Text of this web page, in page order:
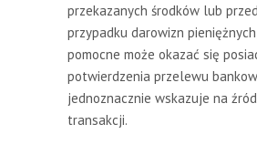
przekazanych środków lub
przypadku darowizn
pomocne może okazać się
potwierdzenia przelewu
jednoznacznie wskazuje na
transakcji.